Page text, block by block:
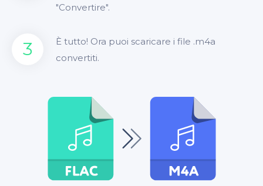
"Convertire".
3
È tutto! Ora puoi scaricare i file .m4a
convertiti.